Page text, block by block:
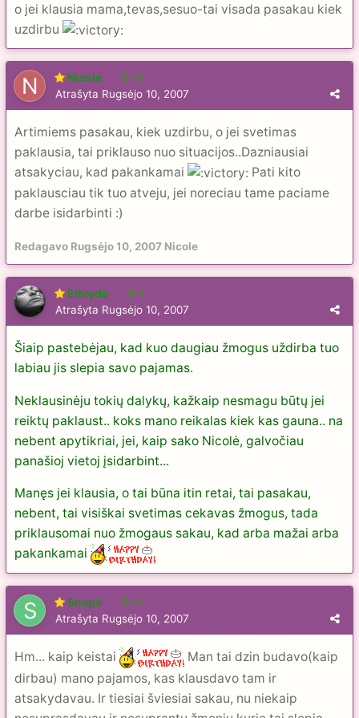
o jei klausia mama,tevas,sesuo-tai visada pasakau kiek
uzdirbu
Nicole 56
Atrašyta Rugsėjo 10, 2007
Artimiems pasakau, kiek uzdirbu, o jei svetimas
paklausia, tai priklauso nuo situacijos..Dazniausiai
atsakyciau, kad pakankamai
Pati kito
paklausciau tik tuo atveju, jei noreciau tame paciame
darbe isidarbinti :)
Redagavo Rugsėjo 10, 2007 Nicole
Eitvydė 6
Atrašyta Rugsėjo 10, 2007
Šiaip pastebėjau, kad kuo daugiau žmogus uždirba tuo
labiau jis slepia savo pajamas.
Neklausinėju tokių dalykų, kažkaip nesmagu būtų jei
reiktų paklaust.. koks mano reikalas kiek kas gauna.. na
nebent apytikriai, jei, kaip sako Nicolė, galvočiau
panašioj vietoj įsidarbint...
Manęs jei klausia, o tai būna itin retai, tai pasakau,
nebent, tai visiškai svetimas cekavas žmogus, tada
priklausomai nuo žmogaus sakau, kad arba mažai arba
pakankamai
Snapė 13
Atrašyta Rugsėjo 10, 2007
Hm... kaip keistai
Man tai dzin budavo(kaip
dirbau) mano pajamos, kas klausdavo tam ir
atsakydavau. Ir tiesiai šviesiai sakau, nu niekaip